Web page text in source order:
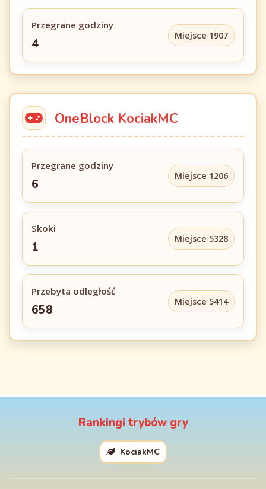
Przegrane godziny
4
Miejsce 1907
OneBlock KociakMC
Przegrane godziny
6
Miejsce 1206
Skoki
1
Miejsce 5328
Przebyta odległość
658
Miejsce 5414
Rankingi trybów gry
KociakMC